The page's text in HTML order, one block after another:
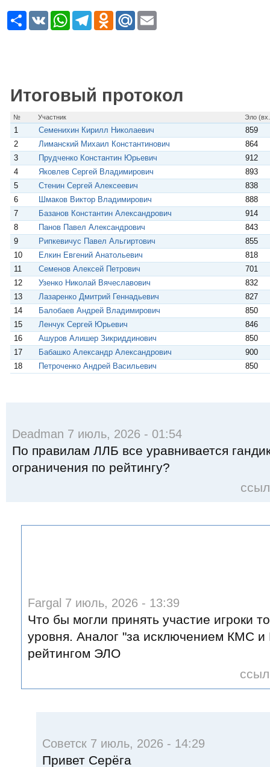
Р
V
K
W
T
O
s
n
k
i
M
Итоговый протокол
№ Участник Эло
1 Семенихин Кирилл Николаевич
859
2
Лиманский Михаил Константинович
864
3
Прудченко Константин Юрьевич
912
4
Яковлев Сергей Владимирович
893
5
Стенин Сергей Алексеевич
838
6
Шмаков Виктор Владимирович
888
7
Базанов Константин Александрович
914
8
Панов Павел Александрович
843
9
Рипкевичус Павел Альгиртович
855
10
Елкин Евгений Анатольевич
818
11
Семенов Алексей Петрович
701
12
Узенко Николай Вячеславович
832
13
Лазаренко Дмитрий Геннадьевич
827
14
Балобаев Андрей Владимирович
850
15
Ленчук Сергей Юрьевич
846
16
Ашуров Алишер Зикриддинович
850
17
Бабашко Александр Александрович
900
18
Петроченко Андрей Васильевич 850
Deadman 7 июль, 2026 - 01:54
По правилам ЛЛБ все уравнивается
ограничения по рейтингу?
Fargal 7 июль, 2026 - 13:39
Что бы могли принять участие игроки
уровня. Аналог "за исключением КМС и
рейтингом ЭЛО
Советск 7 июль, 2026 - 14:29
Привет Серёга